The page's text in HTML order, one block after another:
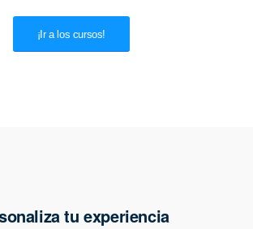
¡Ir a los cursos!
tu experiencia